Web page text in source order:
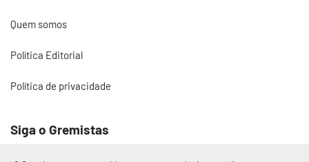
Quem somos
Política Editorial
Política de privacidade
Siga o Gremistas